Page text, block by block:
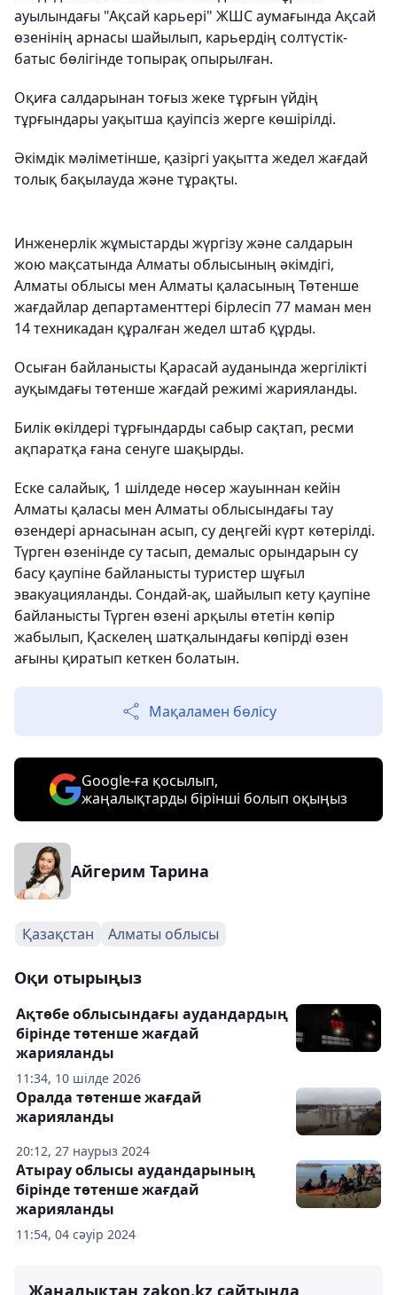
ауылындағы "Ақсай карьері" ЖШС аумағында Ақсай
өзенінің арнасы шайылып, карьердің солтүстік-
батыс бөлігінде топырақ опырылған.
Оқиға салдарынан тоғыз жеке тұрғын үйдің
тұрғындары уақытша қауіпсіз жерге көшірілді.
Әкімдік мәліметінше, қазіргі уақытта жедел жағдай
толық бақылауда және тұрақты.
Инженерлік жұмыстарды жүргізу және салдарын
жою мақсатында Алматы облысының әкімдігі,
Алматы облысы мен Алматы қаласының Төтенше
жағдайлар департаменттері бірлесіп 77 маман мен
14 техникадан құралған жедел штаб құрды.
Осыған байланысты Қарасай ауданында жергілікті
ауқымдағы төтенше жағдай режимі жарияланды.
Билік өкілдері тұрғындарды сабыр сақтап, ресми
ақпаратқа ғана сенуге шақырды.
Еске салайық, 1 шілдеде нөсер жауыннан кейін
Алматы қаласы мен Алматы облысындағы тау
өзендері арнасынан асып, су деңгейі күрт көтерілді.
Түрген өзенінде су тасып, демалыс орындарын су
басу қаупіне байланысты туристер шұғыл
эвакуацияланды. Сондай-ақ, шайылып кету қаупіне
байланысты Түрген өзені арқылы өтетін көпір
жабылып, Қаскелең шатқалындағы көпірді өзен
ағыны қиратып кеткен болатын.
Мақаламен бөлісу
Google-ға қосылып,
жаңалықтарды бірінші болып оқыңыз
Айгерим Тарина
Қазақстан Алматы облысы
Оқи отырыңыз
11:34, 10 шілде 2026
Ақтөбе облысындағы аудандардың
бірінде төтенше жағдай
жарияланды
20:12, 27 наурыз 2024
Оралда төтенше жағдай
жарияланды
11:54, 04 сәуір 2024
Атырау облысы аудандарының
бірінде төтенше жағдай
жарияланды
Жаңалықтан zakon.kz сайтында